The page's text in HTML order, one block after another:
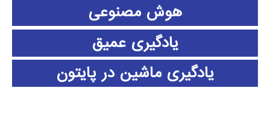
هوش مصنوعی
یادگیری عمیق
یادگیری ماشین در پایتون